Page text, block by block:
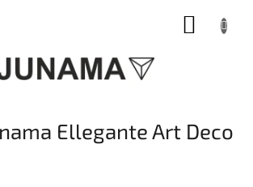
Ellegante Art Deco